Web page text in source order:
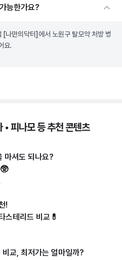
능한가요?
[나만의닥터] 에서 노원구 탈모약 처방 병
요.
• 피나모 등 추천 콘텐츠
마셔도 되나요?
!
스테리드 비교💊
교, 최저가는 얼마일까?